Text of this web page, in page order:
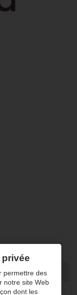
permettre des
notre site Web
dont les